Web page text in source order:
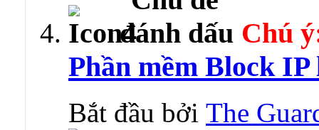
Chú
Phần mềm Block
Bắt đầu bởi The